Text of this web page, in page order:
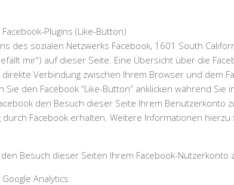
Plugins (Like-Button)
des sozialen Netzwerks Facebook, 1601 South
mir”) auf dieser Seite. Eine Übersicht über die
Verbindung zwischen Ihrem Browser und dem
den Facebook “Like-Button” anklicken während
den Besuch dieser Seite Ihrem
Facebook erhalten. Weitere Informationen
Besuch dieser Seiten Ihrem Facebook-
Analytics